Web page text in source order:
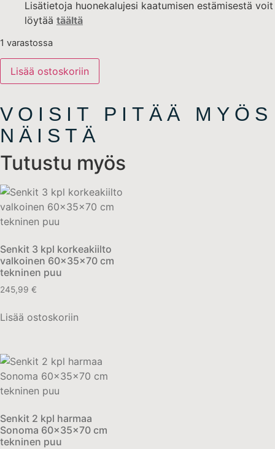
Lisätietoja huonekalujesi kaatumisen estämisestä voit
löytää täältä
1 varastossa
Lisää ostoskoriin
VOISIT PITÄÄ MYÖS
NÄISTÄ
Tutustu myös
Senkit 3 kpl korkeakiilto
valkoinen 60x35x70 cm
tekninen puu
245,99 €
Lisää ostoskoriin
Senkit 2 kpl harmaa
Sonoma 60x35x70 cm
tekninen puu